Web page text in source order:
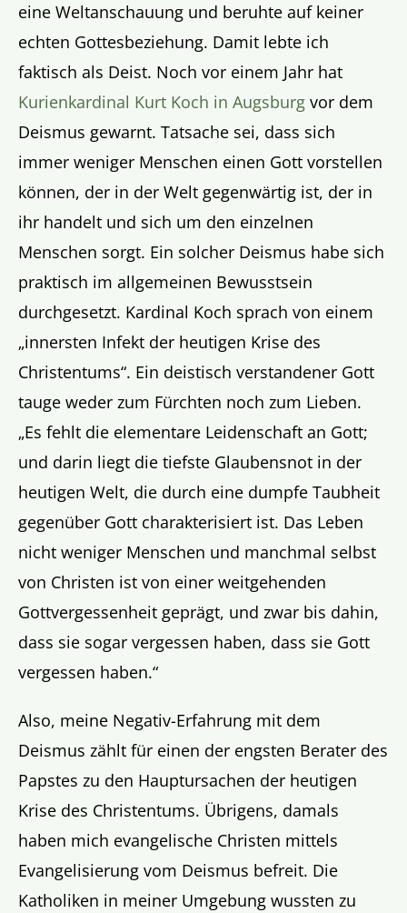
eine Weltanschauung und beruhte auf keiner
echten Gottesbeziehung. Damit lebte ich
faktisch als Deist. Noch vor einem Jahr hat
Kurienkardinal Kurt Koch in Augsburg vor dem
Deismus gewarnt. Tatsache sei, dass sich
immer weniger Menschen einen Gott vorstellen
können, der in der Welt gegenwärtig ist, der in
ihr handelt und sich um den einzelnen
Menschen sorgt. Ein solcher Deismus habe sich
praktisch im allgemeinen Bewusstsein
durchgesetzt. Kardinal Koch sprach von einem
„innersten Infekt der heutigen Krise des
Christentums“. Ein deistisch verstandener Gott
tauge weder zum Fürchten noch zum Lieben.
„Es fehlt die elementare Leidenschaft an Gott;
und darin liegt die tiefste Glaubensnot in der
heutigen Welt, die durch eine dumpfe Taubheit
gegenüber Gott charakterisiert ist. Das Leben
nicht weniger Menschen und manchmal selbst
von Christen ist von einer weitgehenden
Gottvergessenheit geprägt, und zwar bis dahin,
dass sie sogar vergessen haben, dass sie Gott
vergessen haben.“
Also, meine Negativ-Erfahrung mit dem
Deismus zählt für einen der engsten Berater des
Papstes zu den Hauptursachen der heutigen
Krise des Christentums. Übrigens, damals
haben mich evangelische Christen mittels
Evangelisierung vom Deismus befreit. Die
Katholiken in meiner Umgebung wussten zu